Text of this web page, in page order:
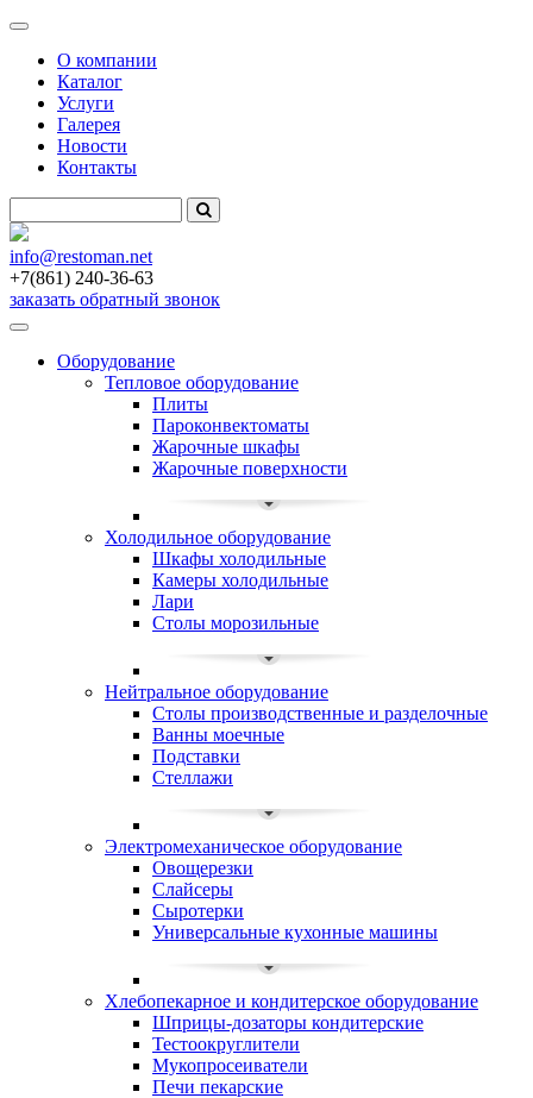
Меню
О компании
Каталог
Услуги
Галерея
Новости
Контакты
info@restoman.net
+7(861) 240-36-63
заказать обратный звонок
Toggle
navigationОборудование
Тепловое оборудование
Плиты
Пароконвектоматы
Жарочные шкафы
Жарочные поверхности
Холодильное оборудование
Шкафы холодильные
Камеры холодильные
Лари
Столы морозильные
Нейтральное оборудование
Столы производственные и разделочные
Ванны моечные
Подставки
Стеллажи
Электромеханическое оборудование
Овощерезки
Слайсеры
Сыротерки
Универсальные кухонные машины
Хлебопекарное и кондитерское оборудование
Шприцы-дозаторы кондитерские
Тестоокруглители
Мукопросеиватели
Печи пекарские